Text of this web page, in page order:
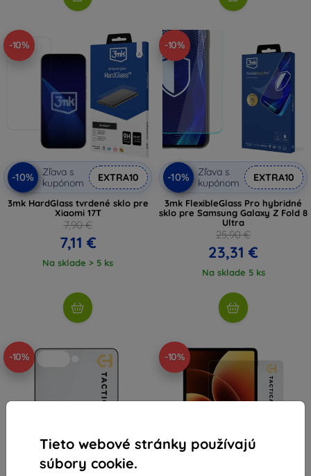
Tieto webové stránky používajú
súbory cookie.
-10%
-10%
Zľava s
kupónom
EXTRA10
3mk HardGlass tvrdené sklo pre
Xiaomi 17T
7,90 €
7,11 €
Na sklade > 5 ks
-10%
-10%
Zľava s
kupónom
EXTRA10
3mk FlexibleGlass Pro hybridné
sklo pre Samsung Galaxy Z Fold 8
Ultra
25,90 €
23,31 €
Na sklade 5 ks
-10% -10%